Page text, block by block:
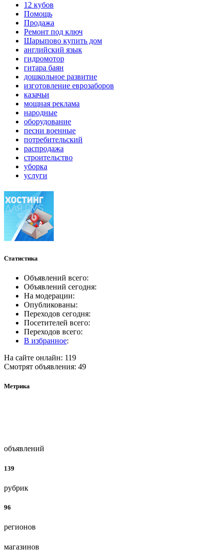
12 кубов
Помощь
Продажа
Ремонт под ключ
Шарыпово купить дом
английский язык
гидромотор
гитара баян
дошкольное развитие
изготовление еврозаборов
казачьи
мощная реклама
народные
оборудование
песни военные
потребительский
распродажа
строительство
уборка
услуги
Статистика
Объявлений всего:
Объявлений сегодня:
На модерации:
Опубликованы:
Переходов сегодня:
Посетителей всего:
Переходов всего:
В избранное:
На сайте онлайн: 119
Смотрят объявления: 49
Метрика
объявлений
139
рубрик
96
регионов
магазинов